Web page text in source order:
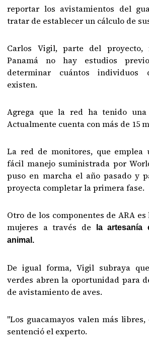
reportar los avistamientos del
tratar de establecer un cálculo de
Carlos Vigil, parte del proyecto,
Panamá no hay estudios
determinar cuántos individuos
existen.
Agrega que la red ha tenido una
Actualmente cuenta con más de 15
La red de monitores, que emplea
fácil manejo suministrada por
puso en marcha el año pasado y
proyecta completar la primera fase.
Otro de los componentes de ARA
mujeres a través de la artesanía
animal.
De igual forma, Vigil subraya
verdes abren la oportunidad para
de avistamiento de aves.
"Los guacamayos valen más libres,
sentenció el experto.